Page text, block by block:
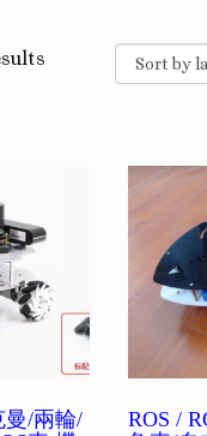
曼/兩輪/
ROS /